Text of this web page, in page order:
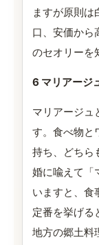
ますが原則
口、安価から
のセオリーを
6 マリアージ
マリアージュ
す。食べ物と
持ち、どちら
婚に喩えて「
いますと、食
定番を挙げる
地方の郷土料